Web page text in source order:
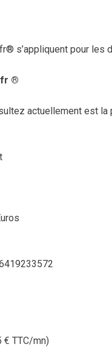
s’appliquent pour les
®
actuellement est la
€ TTC/mn)